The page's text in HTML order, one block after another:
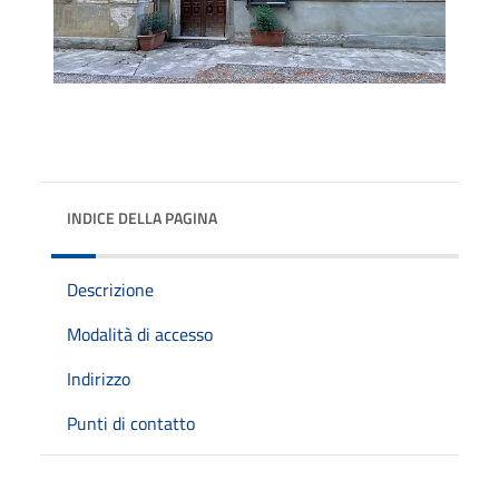
INDICE DELLA PAGINA
Descrizione
Modalità di accesso
Indirizzo
Punti di contatto